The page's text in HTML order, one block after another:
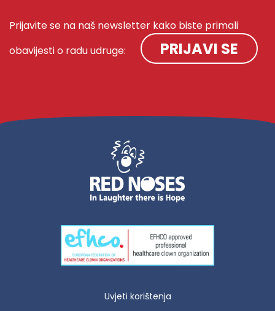
Prijavite se na naš newsletter kako biste primali
obavijesti o radu udruge:
PRIJAVI SE
Uvjeti korištenja